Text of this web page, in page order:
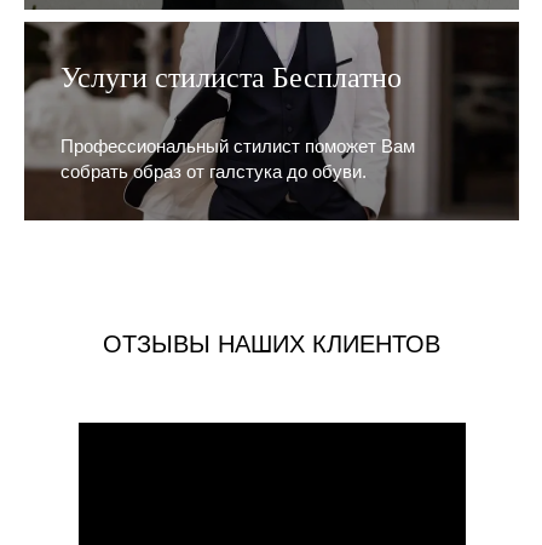
Услуги стилиста Бесплатно
Профессиональный стилист поможет Вам
собрать образ от галстука до обуви.
ОТЗЫВЫ НАШИХ КЛИЕНТОВ